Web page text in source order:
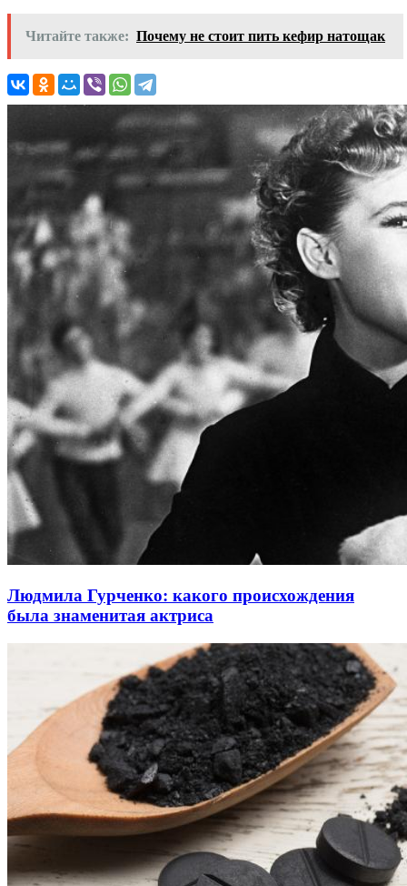
Читайте также: Почему не стоит пить кефир натощак
Людмила Гурченко: какого происхождения
была знаменитая актриса